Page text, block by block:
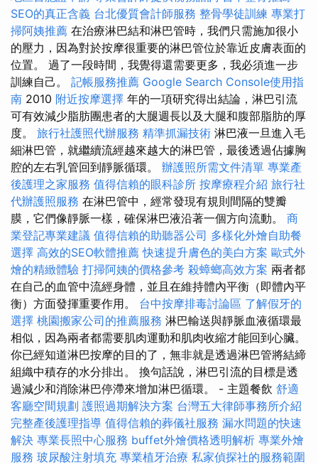
SEO的真正含義 台北優質會計師服務 整骨學徒訓練 專業打
掃阿姨推薦 在治療淋巴結和淋巴管時，我們只需施加很小
的壓力，因為對於按摩很重要的淋巴管位於靠近皮膚表面的
位置。 過了一段時間，我覺得還需要更多，我必須進一步
訓練自己。 記帳服務推薦 Google Search Console使用指
南 2010 附近按摩選擇 年的一項研究得出結論，淋巴引流
可有效減少脂肪團患者的大腿週長以及大腿和腹部脂肪的厚
度。 旅行社護照代辦服務 精準抓漏技術 淋巴液一旦進入毛
細淋巴管，就繼續流經越來越大的淋巴管，最後透過佔據胸
腔的左右乳管回到靜脈循環。 辦護照所需文件清單 專業產
後護理之家服務 值得信賴的眼科診所 按摩療程介紹 旅行社
代辦護照服務 在淋巴管中，經常發現有規則間隔的雙瓣
膜，它們像靜脈一樣，確保淋巴液沿著一個方向流動。 商
業登記專業建議 值得信賴的助聽器公司 多樣化外燴自助餐
選擇 高效的SEO軟體推薦 快速提升膚色的美白方案 歐式外
燴的精緻體驗 打掃阿姨的價格參考 殺蟑螂高效方案 兩者都
在自己的血管中流經身體，並且在維持體內平衡（即體內平
衡）方面發揮重要作用。 台中按摩排毒討論區 了解假牙的
選擇 桃園搬家公司的推薦服務 淋巴輸送與靜脈血液循環最
相似，因為兩者都需要肌肉運動和肌肉收縮才能回到心臟。
你已經知道淋巴按摩的目的了，無非就是透過淋巴管將結締
組織中積存的水分排出。 換句話說，淋巴引流的目標是透
過減少和消除淋巴停滯來增加淋巴循環。 - 主題餐飲 舒適
客廳空間規劃 護照過期解決方案 台灣五大律師事務所介紹
完整產後護理指導 值得信賴的葬儀社服務 漏水問題的快速
解決 專業長照中心服務 buffet外燴價格透明解析 專業外燴
服務 玻尿酸注射填充 專業植牙治療 私家偵探社的服務範圍